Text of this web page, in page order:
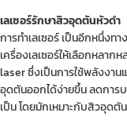
เลเซอร์รักษาสิวอุดตันหัวดำ
การทำเลเซอร์ เป็นอีกหนึ่งท
เครื่องเลเซอร์ให้เลือกหลาก
laserซึ่งเป็นการใช้พลังงาน
อุดตันออกได้ง่ายขึ้น ลดการ
เป็น โดยมักเหมาะกับสิวอุด